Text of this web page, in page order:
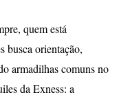
quem está
busca orientação,
armadilhas comuns no
da Exness: a